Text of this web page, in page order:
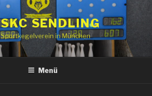
SKC SENDLING
Sportkegelverein in München
Menü